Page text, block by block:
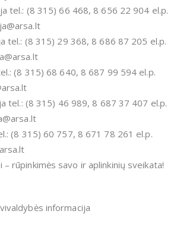
tel.: (8 315) 66 468, 8 656 22 904 el.p.
tel.: (8 315) 29 368, 8 686 87 205 el.p.
(8 315) 68 640, 8 687 99 594 el.p.
tel.: (8 315) 46 989, 8 687 37 407 el.p.
(8 315) 60 757, 8 671 78 261 el.p.
– rūpinkimės savo ir aplinkinių sveikata!
informacija